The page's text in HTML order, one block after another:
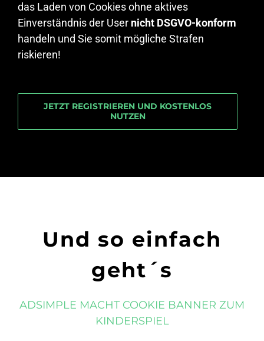
das Laden von Cookies ohne aktives
Einverständnis der User nicht DSGVO-konform
handeln und Sie somit mögliche Strafen
riskieren!
JETZT REGISTRIEREN UND KOSTENLOS
NUTZEN
Und so einfach
geht´s
ADSIMPLE MACHT COOKIE BANNER ZUM
KINDERSPIEL